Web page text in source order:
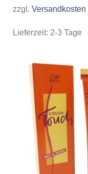
zzgl. Versandkosten
Lieferzeit: 2-3 Tage